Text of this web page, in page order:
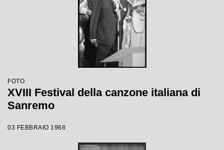
FOTO
XVIII Festival della canzone italiana di
Sanremo
03 FEBBRAIO 1968